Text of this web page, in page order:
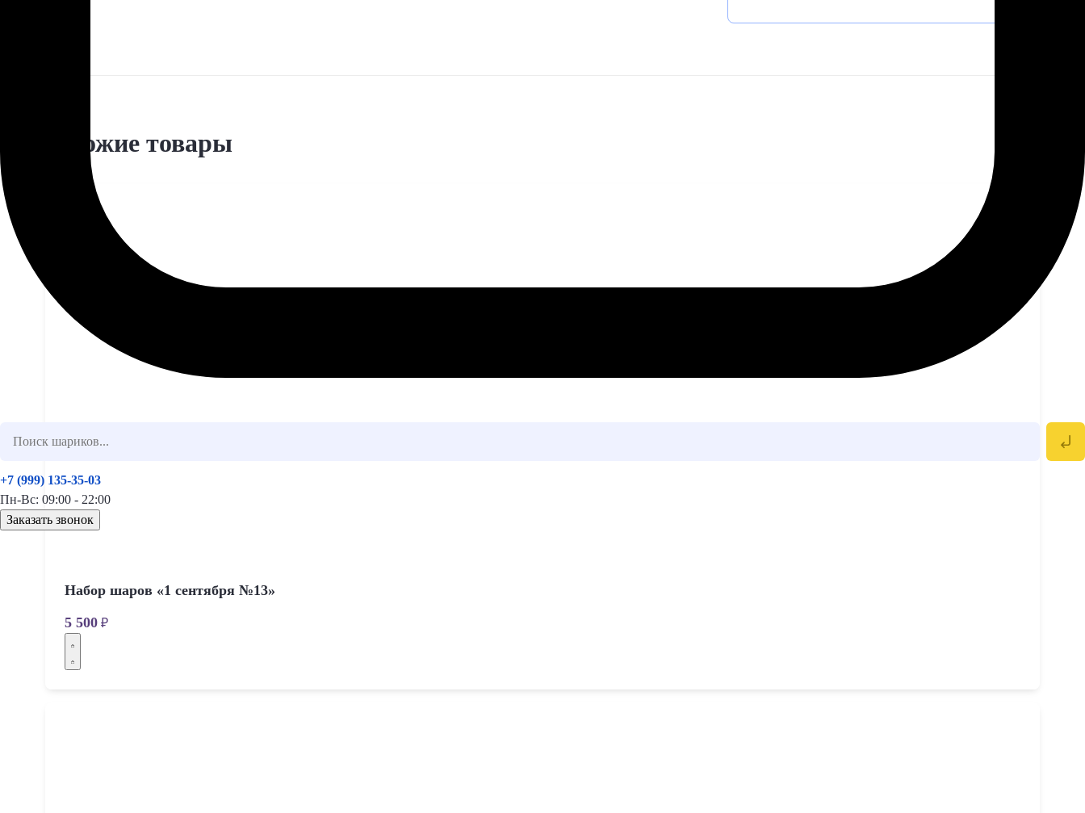
+7 (999) 135-35-03
Пн-Вс: 09:00 - 22:00
Заказать звонок
Похожие товары
Набор шаров «1 сентября №13»
5 500 ₽